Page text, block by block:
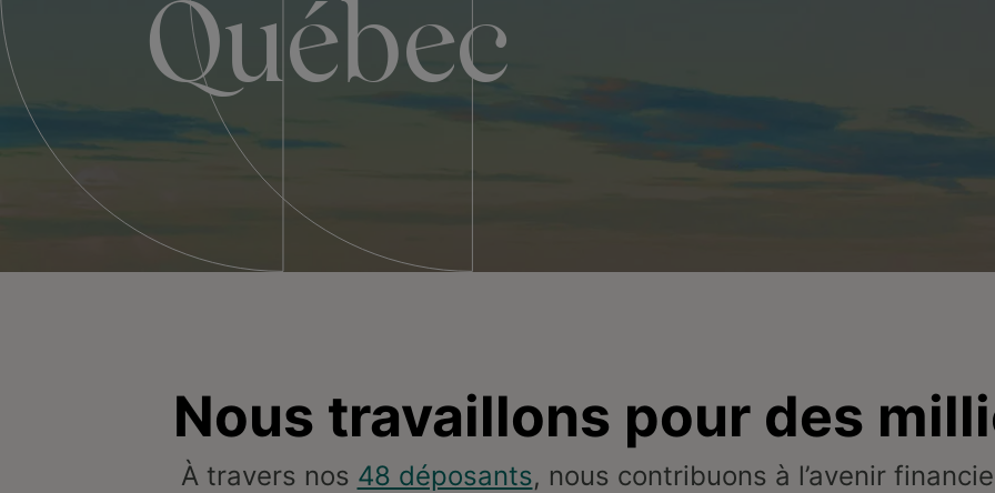
Québec
Nous travaillons pour des
À travers nos 48 déposants, nous contribuons à l’avenir